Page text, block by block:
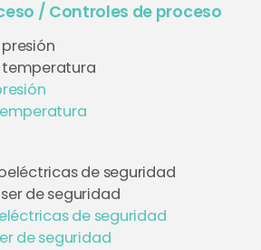
/ Controles de proceso
temperatura
de seguridad
de seguridad
de seguridad
de seguridad